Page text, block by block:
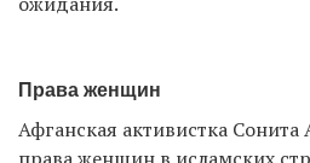
Права женщин
Афганская активистка Сонита
права женщин в исламских